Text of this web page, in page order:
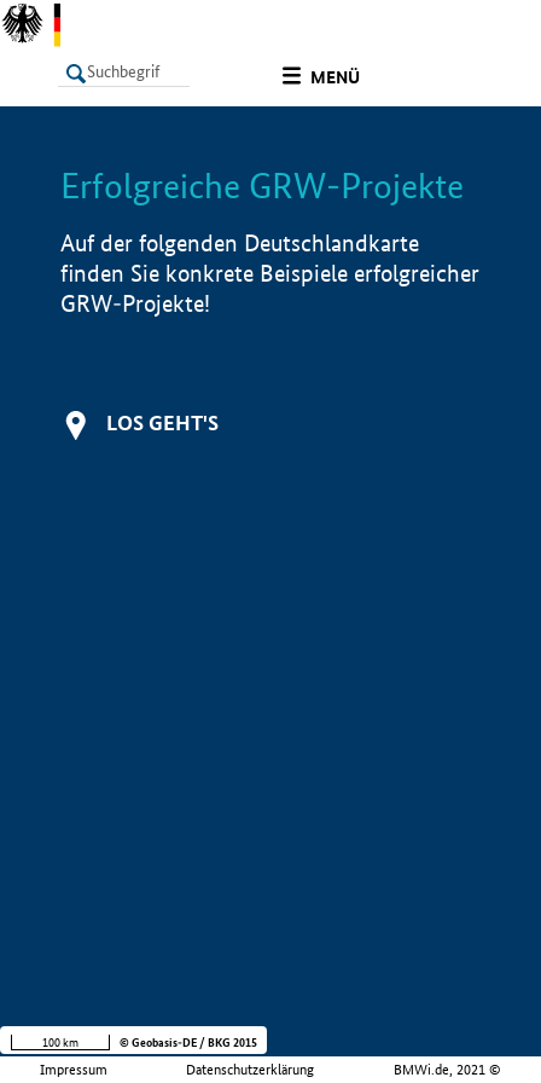
MENÜ
LISTE Info
Erfolgreiche GRW-Projekte
Auf der folgenden Deutschlandkarte
finden Sie konkrete Beispiele erfolgreicher
GRW-Projekte!
LOS GEHT'S
Impressum Datenschutzerklärung BMWi.de, 2021 ©
100 km © Geobasis-DE / BKG 2015